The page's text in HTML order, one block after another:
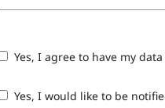
Yes, I agree to have my
Yes, I would like to be